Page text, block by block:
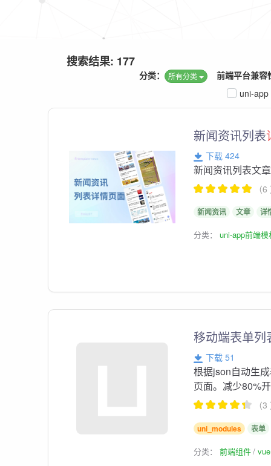
搜索结果: 177
前端平台兼容
分类： 所有分类
uni-app
新闻资讯列表
下载 424
新闻资讯列表文章
（
新闻资讯 文章 详
分类：uni-app前端模
移动端表单列
下载 51
根据json自动生
页面。减少80%
（
uni_modules 表单
分类：前端组件